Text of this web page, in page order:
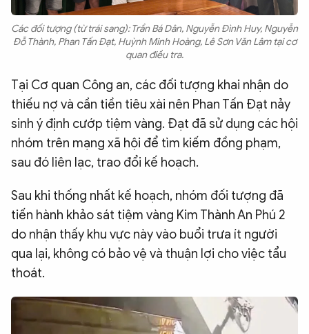
Các đối tượng (từ trái sang): Trần Bá Dân, Nguyễn Đình Huy, Nguyễn
Đỗ Thành, Phan Tấn Đạt, Huỳnh Minh Hoàng, Lê Sơn Văn Lâm tại cơ
quan điều tra.
Tại Cơ quan Công an, các đối tượng khai nhận do
thiếu nợ và cần tiền tiêu xài nên Phan Tấn Đạt nảy
sinh ý định cướp tiệm vàng. Đạt đã sử dụng các hội
nhóm trên mạng xã hội để tìm kiếm đồng phạm,
sau đó liên lạc, trao đổi kế hoạch.
Sau khi thống nhất kế hoạch, nhóm đối tượng đã
tiến hành khảo sát tiệm vàng Kim Thành An Phú 2
do nhận thấy khu vực này vào buổi trưa ít người
qua lại, không có bảo vệ và thuận lợi cho việc tẩu
thoát.